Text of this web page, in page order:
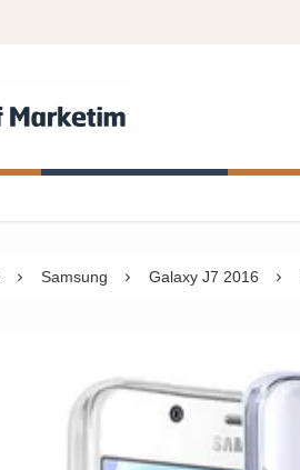
Samsung Galaxy J7 2016